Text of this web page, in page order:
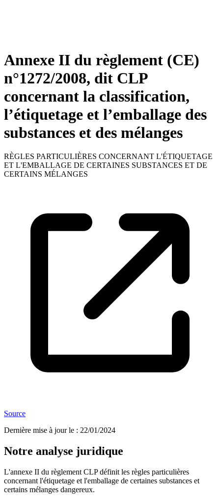
Annexe II du règlement (CE)
n°1272/2008, dit CLP
concernant la classification,
l’étiquetage et l’emballage des
substances et des mélanges
RÈGLES PARTICULIÈRES CONCERNANT L'ÉTIQUETAGE
ET L'EMBALLAGE DE CERTAINES SUBSTANCES ET DE
CERTAINS MÉLANGES
Source
Dernière mise à jour le : 22/01/2024
Notre analyse juridique
L'annexe II du règlement CLP définit les règles particulières
concernant l'étiquetage et l'emballage de certaines substances et
certains mélanges dangereux.